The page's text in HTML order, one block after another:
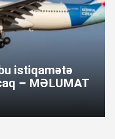
istiqamətə
– MƏLUMAT